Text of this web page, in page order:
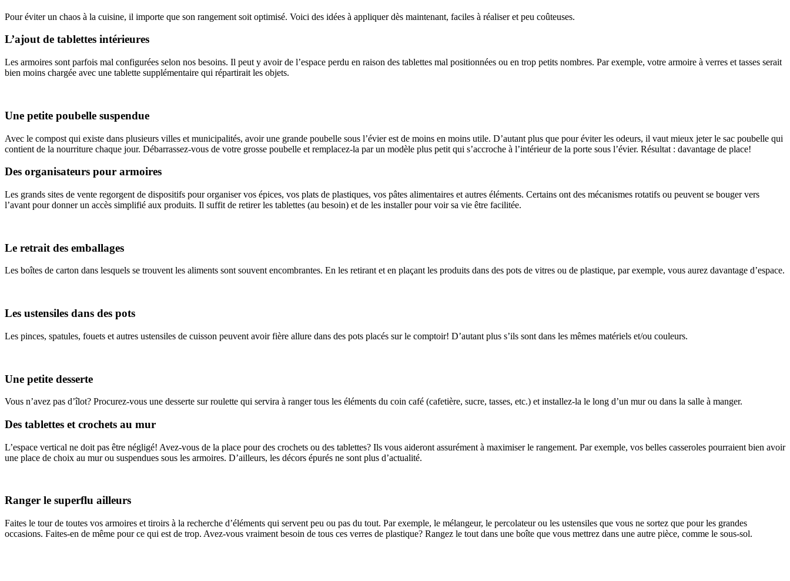
Pour éviter un chaos à la cuisine, il importe que son rangement soit optimisé. Voici des idées à appliquer dès maintenant, faciles à réaliser et peu coûteuses.
L’ajout de tablettes intérieures
Les armoires sont parfois mal configurées selon nos besoins. Il peut y avoir de l’espace perdu en raison des tablettes mal positionnées ou en trop petits nombres. Par exemple, votre armoire à verres et tasses serait
bien moins chargée avec une tablette supplémentaire qui répartirait les objets.
Une petite poubelle suspendue
Avec le compost qui existe dans plusieurs villes et municipalités, avoir une grande poubelle sous l’évier est de moins en moins utile. D’autant plus que pour éviter les odeurs, il vaut mieux jeter le sac poubelle qui
contient de la nourriture chaque jour. Débarrassez-vous de votre grosse poubelle et remplacez-la par un modèle plus petit qui s’accroche à l’intérieur de la porte sous l’évier. Résultat : davantage de place!
Des organisateurs pour armoires
Les grands sites de vente regorgent de dispositifs pour organiser vos épices, vos plats de plastiques, vos pâtes alimentaires et autres éléments. Certains ont des mécanismes rotatifs ou peuvent se bouger vers
l’avant pour donner un accès simplifié aux produits. Il suffit de retirer les tablettes (au besoin) et de les installer pour voir sa vie être facilitée.
Le retrait des emballages
Les boîtes de carton dans lesquels se trouvent les aliments sont souvent encombrantes. En les retirant et en plaçant les produits dans des pots de vitres ou de plastique, par exemple, vous aurez davantage d’espace.
Les ustensiles dans des pots
Les pinces, spatules, fouets et autres ustensiles de cuisson peuvent avoir fière allure dans des pots placés sur le comptoir! D’autant plus s’ils sont dans les mêmes matériels et/ou couleurs.
Une petite desserte
Vous n’avez pas d’îlot? Procurez-vous une desserte sur roulette qui servira à ranger tous les éléments du coin café (cafetière, sucre, tasses, etc.) et installez-la le long d’un mur ou dans la salle à manger.
Des tablettes et crochets au mur
L’espace vertical ne doit pas être négligé! Avez-vous de la place pour des crochets ou des tablettes? Ils vous aideront assurément à maximiser le rangement. Par exemple, vos belles casseroles pourraient bien avoir
une place de choix au mur ou suspendues sous les armoires. D’ailleurs, les décors épurés ne sont plus d’actualité.
Ranger le superflu ailleurs
Faites le tour de toutes vos armoires et tiroirs à la recherche d’éléments qui servent peu ou pas du tout. Par exemple, le mélangeur, le percolateur ou les ustensiles que vous ne sortez que pour les grandes
occasions. Faites-en de même pour ce qui est de trop. Avez-vous vraiment besoin de tous ces verres de plastique? Rangez le tout dans une boîte que vous mettrez dans une autre pièce, comme le sous-sol.